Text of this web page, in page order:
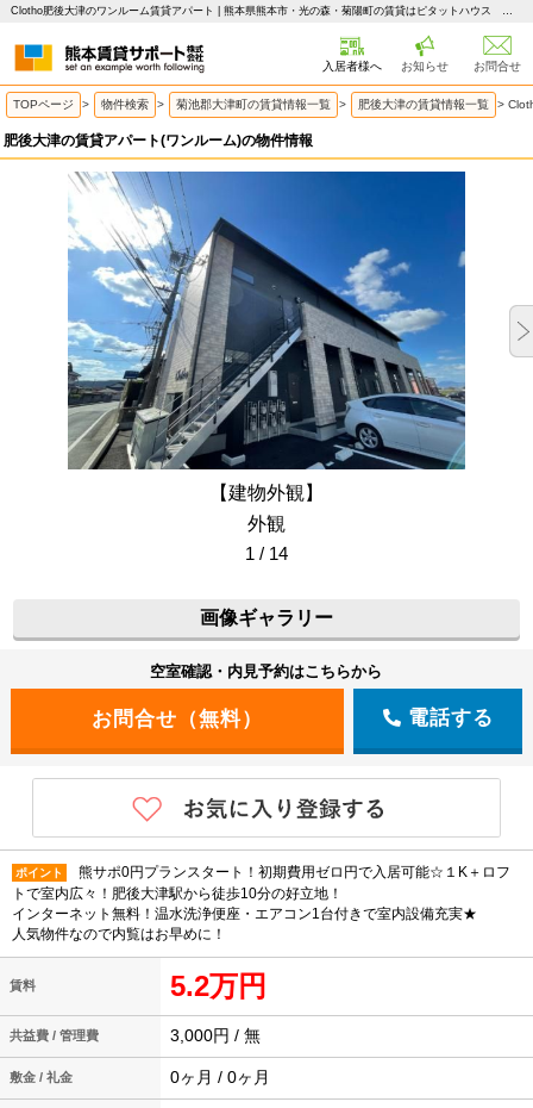
Clotho肥後大津のワンルーム賃貸アパート | 熊本県熊本市・光の森・菊陽町の賃貸はピタットハウス 熊本賃貸サポート
入居者様へ お知らせ お問合せ
TOPページ > 物件検索 > 菊池郡大津町の賃貸情報一覧 > 肥後大津の賃貸情報一覧 >
肥後大津の賃貸アパート(ワンルーム)の物件情報
【建物外観】
外観
1 / 14
画像ギャラリー
空室確認・内見予約はこちらから
電話する
ポイント
熊サポ0円プランスタート！初期費用ゼロ円で入居可能☆１K＋ロフ
トで室内広々！肥後大津駅から徒歩10分の好立地！
インターネット無料！温水洗浄便座・エアコン1台付きで室内設備充実★
人気物件なので内覧はお早めに！
賃料 5.2万円
共益費 / 管理費 3,000円 / 無
敷金 / 礼金 0ヶ月 / 0ヶ月